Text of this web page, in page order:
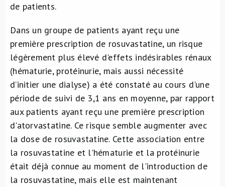
de patients.
Dans un groupe de patients ayant reçu une
première prescription de rosuvastatine, un risque
légèrement plus élevé d'effets indésirables rénaux
(hématurie, protéinurie, mais aussi nécessité
d’initier une dialyse) a été constaté au cours d'une
période de suivi de 3,1 ans en moyenne, par rapport
aux patients ayant reçu une première prescription
d'atorvastatine. Ce risque semble augmenter avec
la dose de rosuvastatine. Cette association entre
la rosuvastatine et l'hématurie et la protéinurie
était déjà connue au moment de l'introduction de
la rosuvastatine, mais elle est maintenant